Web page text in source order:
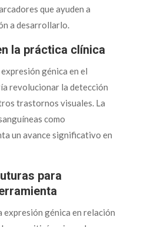
que ayuden a
a desarrollarlo.
la práctica clínica
génica en el
revolucionar la detección
trastornos visuales. La
como
un avance significativo en
para
expresión génica en relación